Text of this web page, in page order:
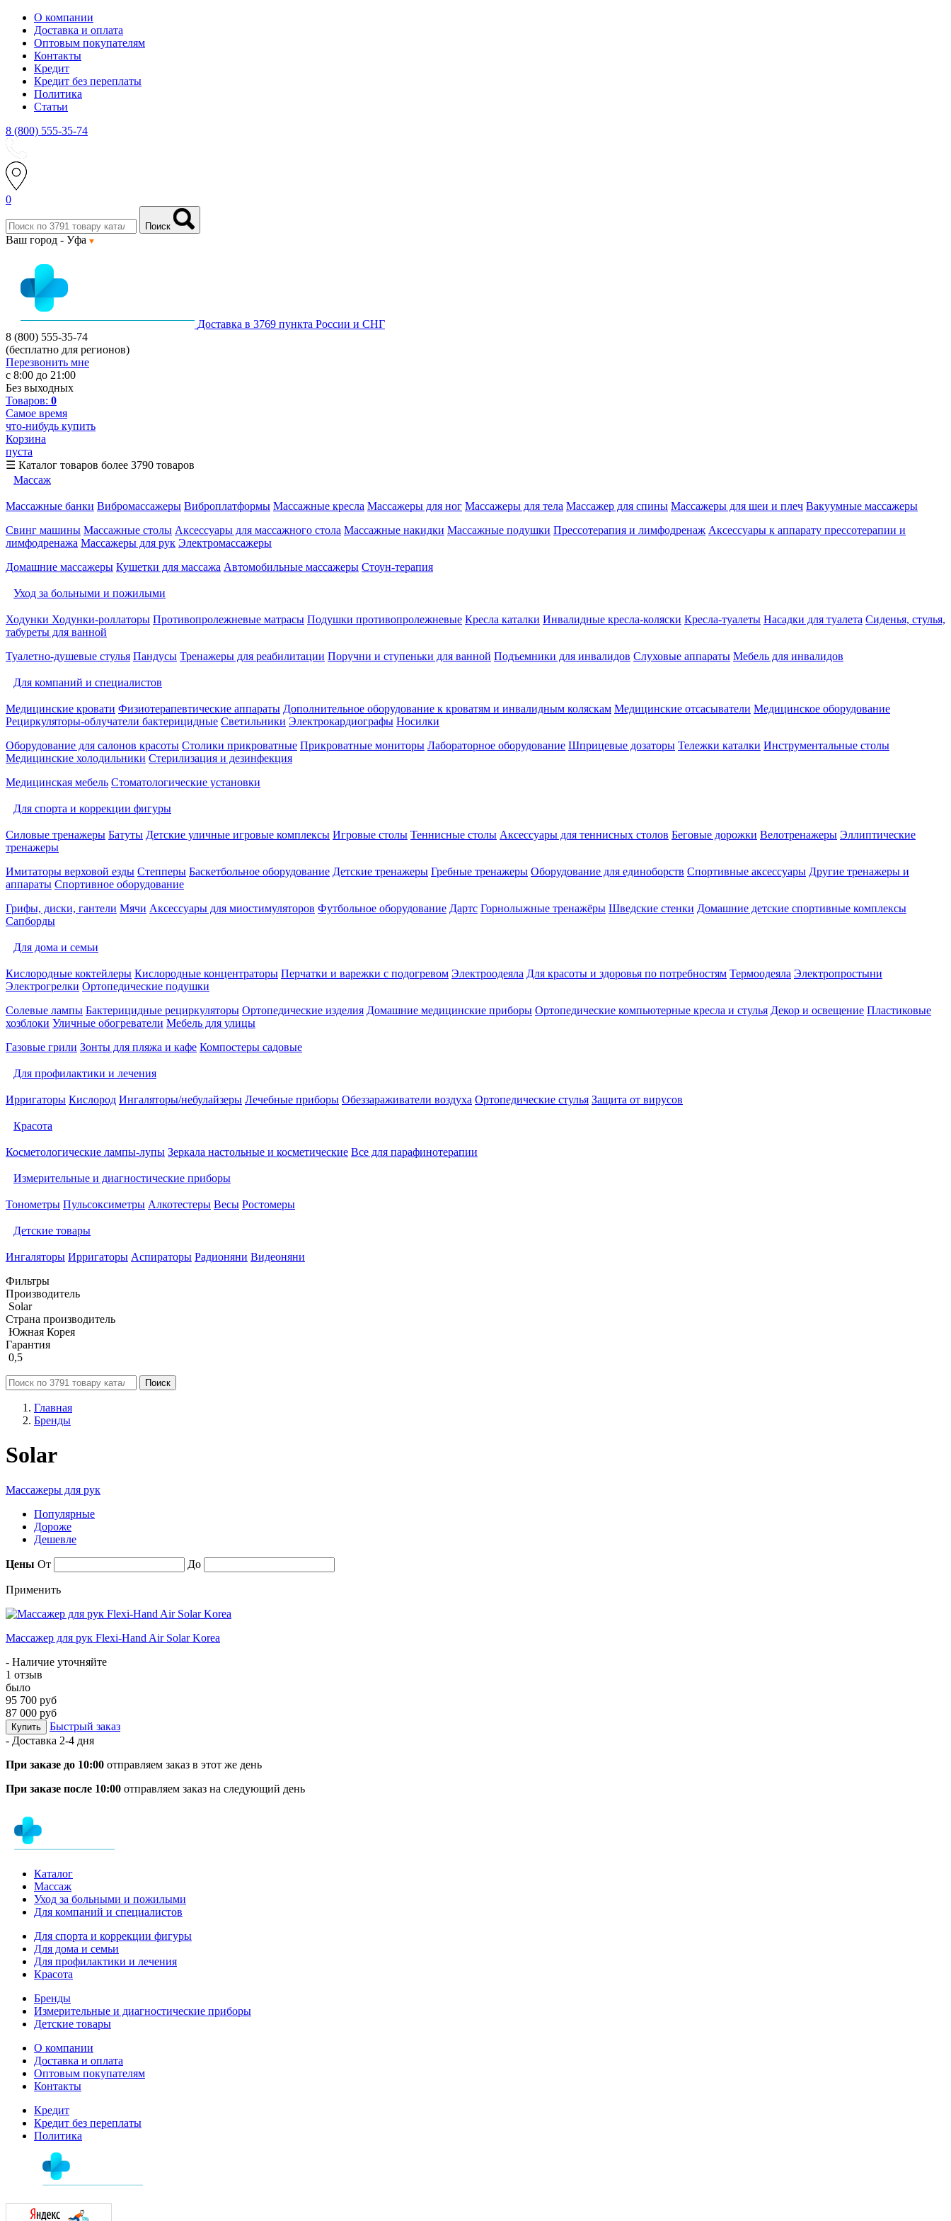
О компании
Доставка и оплата
Оптовым покупателям
Контакты
Кредит
Кредит без переплаты
Политика
Статьи
8 (800) 555-35-74
0
Поиск
Ваш город - Уфа
Доставка в 3769 пункта России и СНГ
8 (800) 555-35-74
(бесплатно для регионов)
Перезвонить мне
с 8:00 до 21:00
Без выходных
Товаров: 0
Самое время
что-нибудь купить
Корзина
пуста
☰ Каталог товаров более 3790 товаров
Массаж
Массажные банки Вибромассажеры Виброплатформы Массажные кресла Массажеры для ног Массажеры для тела Массажер для спины Массажеры для шеи и плеч Вакуумные массажеры
Свинг машины Массажные столы Аксессуары для массажного стола Массажные накидки Массажные подушки Прессотерапия и лимфодренаж Аксессуары к аппарату прессотерапии и
лимфодренажа Массажеры для рук Электромассажеры
Домашние массажеры Кушетки для массажа Автомобильные массажеры Стоун-терапия
Уход за больными и пожилыми
Ходунки Ходунки-роллаторы Противопролежневые матрасы Подушки противопролежневые Кресла каталки Инвалидные кресла-коляски Кресла-туалеты Насадки для туалета Сиденья, стулья,
табуреты для ванной
Туалетно-душевые стулья Пандусы Тренажеры для реабилитации Поручни и ступеньки для ванной Подъемники для инвалидов Слуховые аппараты Мебель для инвалидов
Для компаний и специалистов
Медицинские кровати Физиотерапевтические аппараты Дополнительное оборудование к кроватям и инвалидным коляскам Медицинские отсасыватели Медицинское оборудование
Рециркуляторы-облучатели бактерицидные Светильники Электрокардиографы Носилки
Оборудование для салонов красоты Столики прикроватные Прикроватные мониторы Лабораторное оборудование Шприцевые дозаторы Тележки каталки Инструментальные столы
Медицинские холодильники Стерилизация и дезинфекция
Медицинская мебель Стоматологические установки
Для спорта и коррекции фигуры
Силовые тренажеры Батуты Детские уличные игровые комплексы Игровые столы Теннисные столы Аксессуары для теннисных столов Беговые дорожки Велотренажеры Эллиптические
тренажеры
Имитаторы верховой езды Степперы Баскетбольное оборудование Детские тренажеры Гребные тренажеры Оборудование для единоборств Спортивные аксессуары Другие тренажеры и
аппараты Спортивное оборудование
Грифы, диски, гантели Мячи Аксессуары для миостимуляторов Футбольное оборудование Дартс Горнолыжные тренажёры Шведские стенки Домашние детские спортивные комплексы
Сапборды
Для дома и семьи
Кислородные коктейлеры Кислородные концентраторы Перчатки и варежки с подогревом Электроодеяла Для красоты и здоровья по потребностям Термоодеяла Электропростыни
Электрогрелки Ортопедические подушки
Солевые лампы Бактерицидные рециркуляторы Ортопедические изделия Домашние медицинские приборы Ортопедические компьютерные кресла и стулья Декор и освещение Пластиковые
хозблоки Уличные обогреватели Мебель для улицы
Газовые грили Зонты для пляжа и кафе Компостеры садовые
Для профилактики и лечения
Ирригаторы Кислород Ингаляторы/небулайзеры Лечебные приборы Обеззараживатели воздуха Ортопедические стулья Защита от вирусов
Красота
Косметологические лампы-лупы Зеркала настольные и косметические Все для парафинотерапии
Измерительные и диагностические приборы
Тонометры Пульсоксиметры Алкотестеры Весы Ростомеры
Детские товары
Ингаляторы Ирригаторы Аспираторы Радионяни Видеоняни
Фильтры
Производитель
Solar
Страна производитель
Южная Корея
Гарантия
0,5
Поиск
Главная
Бренды
Solar
Массажеры для рук
Популярные
Дороже
Дешевле
Цены От До
Применить
Массажер для рук Flexi-Hand Air Solar Korea
- Наличие уточняйте
1 отзыв
было
95 700 руб
87 000 руб
Купить
Быстрый заказ
- Доставка 2-4 дня
При заказе до 10:00 отправляем заказ в этот же день
При заказе после 10:00 отправляем заказ на следующий день
Каталог
Массаж
Уход за больными и пожилыми
Для компаний и специалистов
Для спорта и коррекции фигуры
Для дома и семьи
Для профилактики и лечения
Красота
Бренды
Измерительные и диагностические приборы
Детские товары
О компании
Доставка и оплата
Оптовым покупателям
Контакты
Кредит
Кредит без переплаты
Политика